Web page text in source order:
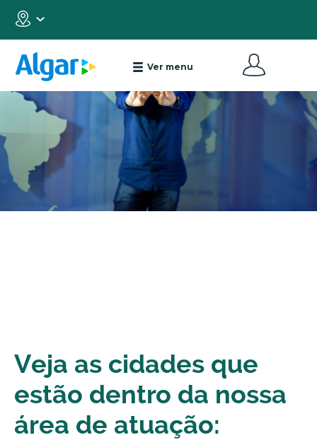
Ver menu
Veja as cidades que
estão dentro da nossa
área de atuação: